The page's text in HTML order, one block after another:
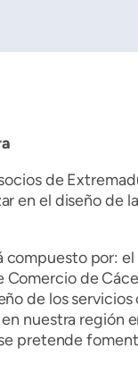
de
en el diseño
por:
Comercio de
de los
nuestra región
pretende